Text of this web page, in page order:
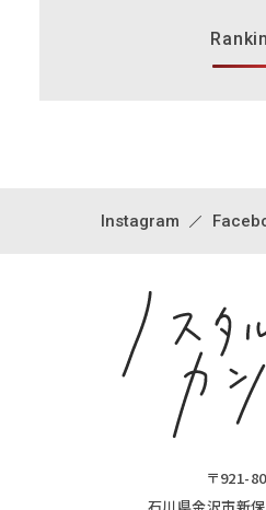
Instagram
〒921-